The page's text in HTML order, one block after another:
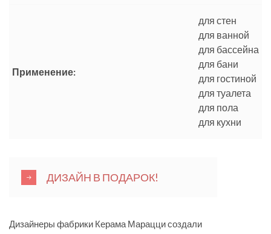
Применение:
для стен
для ванной
для бассейна
для бани
для гостиной
для туалета
для пола
для кухни
ДИЗАЙН В ПОДАРОК!
Дизайнеры фабрики Керама Марацци создали